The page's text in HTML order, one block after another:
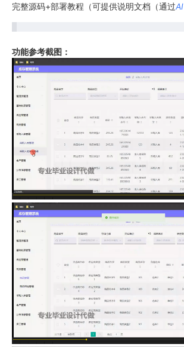
完整源码+部署教程（可提供说明文档（通过AI
功能参考截图：